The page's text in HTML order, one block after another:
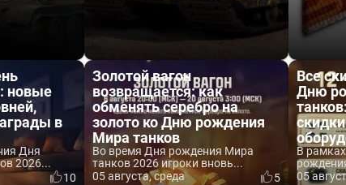
новые
в
Дня
2026...
10
Золотой вагон
возвращается: как
обменять серебро на
золото ко Дню рождения
Мира танков
Во время Дня рождения Мира
танков 2026 игроки вновь...
05 августа, среда
5
Все
Дню
В
05